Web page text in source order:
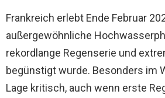
Frankreich erlebt Ende Februar
außergewöhnliche
rekordlange Regenserie und
begünstigt wurde. Besonders im
Lage kritisch, auch wenn erste